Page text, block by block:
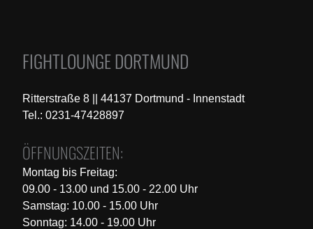
FIGHTLOUNGE DORTMUND
Ritterstraße 8 || 44137 Dortmund - Innenstadt
Tel.: 0231-47428897
ÖFFNUNGSZEITEN:
Montag bis Freitag:
09.00 - 13.00 und 15.00 - 22.00 Uhr
Samstag: 10.00 - 15.00 Uhr
Sonntag: 14.00 - 19.00 Uhr